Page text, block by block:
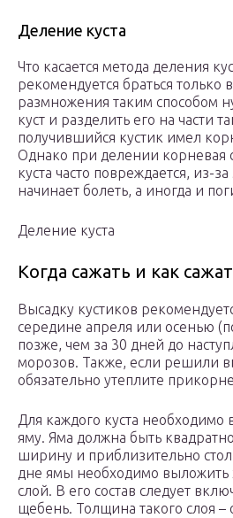
Деление куста
Что касается метода деления
рекомендуется браться только
размножения таким способом
куст и разделить его на части
получившийся кустик имел
Однако при делении корневая
куста часто повреждается, из-
начинает болеть, а иногда и
Деление куста
Когда сажать и как
Высадку кустиков
середине апреля или осенью
позже, чем за 30 дней до
морозов. Также, если решили
обязательно утеплите
Для каждого куста
яму. Яма должна быть
ширину и приблизительно
дне ямы необходимо
слой. В его состав следует
щебень. Толщина такого слоя –